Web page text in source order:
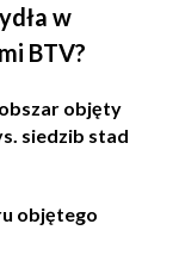
w
BTV?
obszar objęty
siedzib stad
objętego